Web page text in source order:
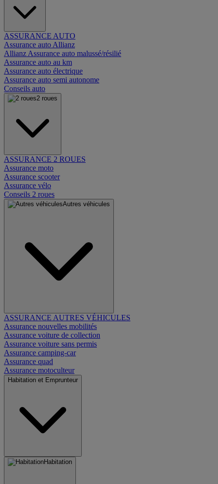
ASSURANCE AUTO
Assurance auto Allianz
Allianz Assurance auto malussé/résilié
Assurance auto au km
Assurance auto électrique
Assurance auto semi autonome
Conseils auto
2 roues
ASSURANCE 2 ROUES
Assurance moto
Assurance scooter
Assurance vélo
Conseils 2 roues
Autres véhicules
ASSURANCE AUTRES VÉHICULES
Assurance nouvelles mobilités
Assurance voiture de collection
Assurance voiture sans permis
Assurance camping-car
Assurance quad
Assurance motoculteur
Habitation et Emprunteur
Habitation